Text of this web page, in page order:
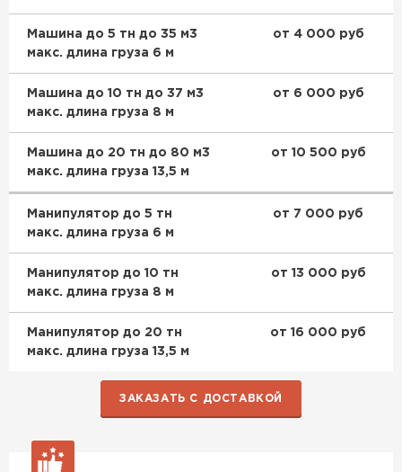
Машина до 5 тн до 35 м3
макс. длина груза 6 м
от 4 000 руб
Машина до 10 тн до 37 м3
макс. длина груза 8 м
от 6 000 руб
Машина до 20 тн до 80 м3
макс. длина груза 13,5 м
от 10 500 руб
Манипулятор до 5 тн
макс. длина груза 6 м
от 7 000 руб
Манипулятор до 10 тн
макс. длина груза 8 м
от 13 000 руб
Манипулятор до 20 тн
макс. длина груза 13,5 м
от 16 000 руб
ЗАКАЗАТЬ С ДОСТАВКОЙ